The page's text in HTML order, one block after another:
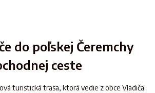
do poľskej Čeremchy
ceste
turistická trasa, ktorá vedie z obce Vladiča